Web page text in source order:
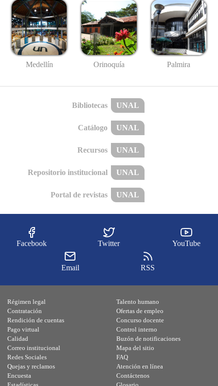
Medellín Orinoquía Palmira
Bibliotecas UNAL
Catálogo UNAL
Recursos UNAL
Repositorio institucional UNAL
Portal de revistas UNAL
Facebook Twitter YouTube
Email RSS
Régimen legal
Contratación
Rendición de cuentas
Pago virtual
Calidad
Talento humano
Ofertas de empleo
Concurso docente
Control interno
Buzón de notificaciones
Correo institucional
Redes Sociales
Quejas y reclamos
Encuesta
Mapa del sitio
FAQ
Atención en línea
Contáctenos